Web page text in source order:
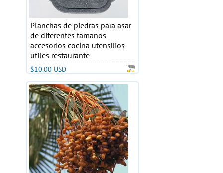
Planchas de piedras para asar
de diferentes tamanos
accesorios cocina utensilios
utiles restaurante
$10.00 USD